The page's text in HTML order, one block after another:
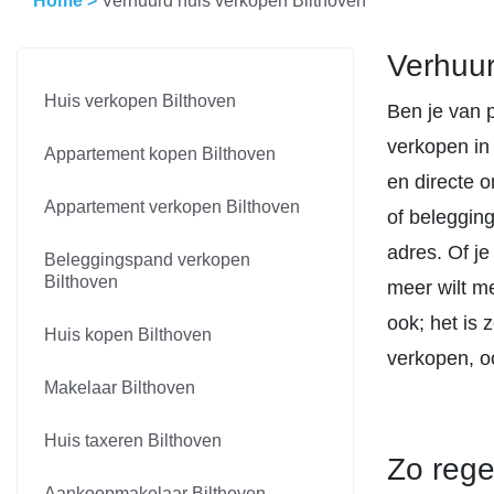
Huis verkopen Bilthoven
Appartement kopen Bilthoven
Appartement verkopen Bilthoven
Beleggingspand verkopen
Bilthoven
Huis kopen Bilthoven
Makelaar Bilthoven
Huis taxeren Bilthoven
Ben je van
verkopen
en directe
of
adres. Of je
meer wilt
ook; het is
verkopen,
Zo